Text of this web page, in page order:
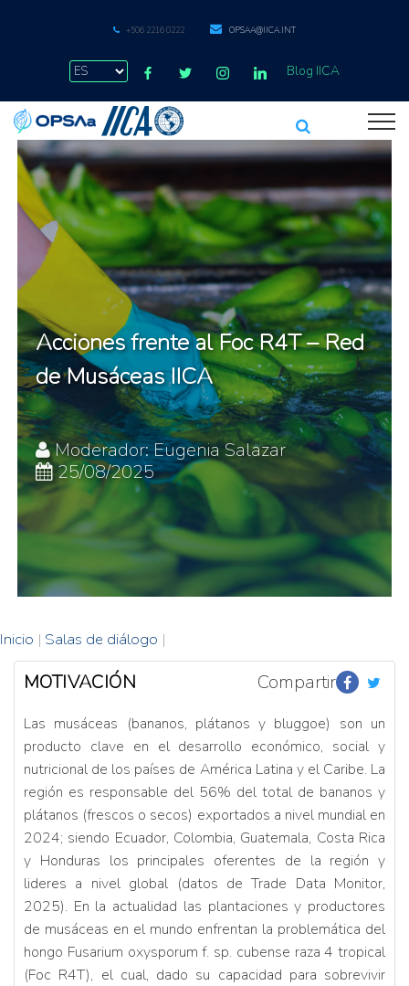
+506 2216 0222 OPSAA@IICA.INT
Blog IICA
Acciones frente al Foc R4T – Red
de Musáceas IICA
Moderador: Eugenia Salazar
25/08/2025
Inicio | Salas de diálogo |
MOTIVACIÓN Compartir
Las musáceas (bananos, plátanos y bluggoe) son un
producto clave en el desarrollo económico, social y
nutricional de los países de América Latina y el Caribe. La
región es responsable del 56% del total de bananos y
plátanos (frescos o secos) exportados a nivel mundial en
2024; siendo Ecuador, Colombia, Guatemala, Costa Rica
y Honduras los principales oferentes de la región y
lideres a nivel global (datos de Trade Data Monitor,
2025). En la actualidad las plantaciones y productores
de musáceas en el mundo enfrentan la problemática del
hongo Fusarium oxysporum f. sp. cubense raza 4 tropical
(Foc R4T), el cual, dado su capacidad para sobrevivir